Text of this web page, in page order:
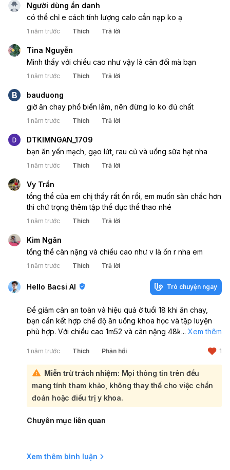
Người dùng ẩn danh
có thể chỉ e cách tính lượng calo cần nạp ko ạ
1 năm trước Thích Trả lời
Tina Nguyễn
Mình thấy với chiều cao như vậy là cân đối mà bạn
1 năm trước Thích Trả lời
B
bauduong
giờ ăn chay phổ biến lắm, nên đừng lo ko đủ chất
1 năm trước Thích Trả lời
DTKIMNGAN_1709
bạn ăn yến mạch, gạo lứt, rau củ và uống sữa hạt nha
1 năm trước Thích Trả lời
Vy Trần
tổng thể của em chị thấy rất ổn rồi, em muốn săn chắc hơn
thì chứ trọng thêm tập thể dục thể thao nhé
1 năm trước Thích Trả lời
Kim Ngân
tổng thể cân nặng và chiều cao như v là ổn r nha em
1 năm trước Thích Trả lời
Hello Bacsi AI Trò chuyện ngay
Để giảm cân an toàn và hiệu quả ở tuổi 18 khi ăn chay,
bạn cần kết hợp chế độ ăn uống khoa học và tập luyện
phù hợp. Với chiều cao 1m52 và cân nặng 48kg, bạn có
Nguyên tắc chung:
Kiểm soát calo:Tiêu thụ ít calo hơn lượng calo bạn
đốt cháy.
Ưu tiên thực phẩm chay chất lượng cao: Trái cây,
rau, ngũ cốc nguyên hạt, protein thực vật (đậu, đỗ, các
loại hạt).
Hạn chế:Thực phẩm chế biến sẵn, đồ ngọt, carbs tinh
bài tập cardio.Gợi ý thực đơn chay giảm cân (tham
... Xem thêm
1 năm trước Thích Phản hồi 1
Miễn trừ trách nhiệm: Mọi thông tin trên đều
mang tính tham khảo, không thay thế cho việc chẩn
đoán hoặc điều trị y khoa.
Chuyên mục liên quan
Xem thêm bình luận